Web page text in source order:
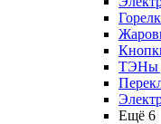
ТЭНы
Ещё 6